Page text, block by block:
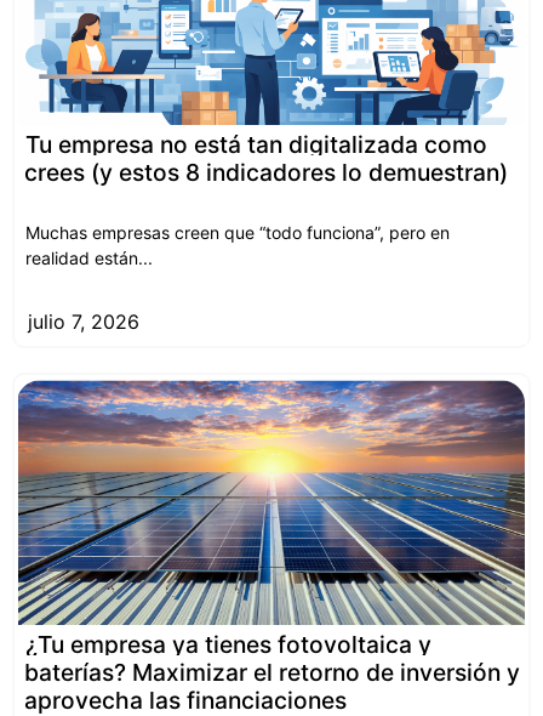
Tu empresa no está tan digitalizada como
crees (y estos 8 indicadores lo demuestran)
Muchas empresas creen que “todo funciona”, pero en
realidad están...
julio 7, 2026
¿Tu empresa ya tienes fotovoltaica y
baterías? Maximizar el retorno de inversión y
aprovecha las financiaciones